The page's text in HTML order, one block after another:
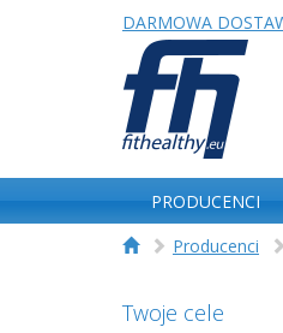
DARMOWA
PRODUCENCI
Producenci
Twoje cele